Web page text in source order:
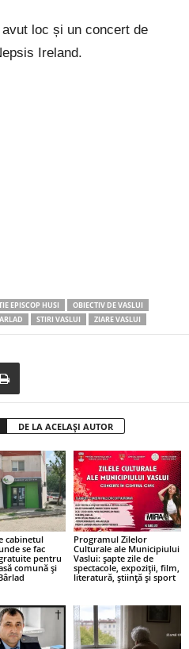
loc și un concert de
Ireland.
EPISCOP HUSI
OBIECTIV DE VASLUI
STIRI VASLUI ZIARE VASLUI
DE LA ACELAȘI AUTOR
cabinetul
se fac
pentru
comună și
Programul Zilelor
Culturale ale Municipiului
Vaslui: șapte zile de
spectacole, expoziții, film,
literatură, știință și sport